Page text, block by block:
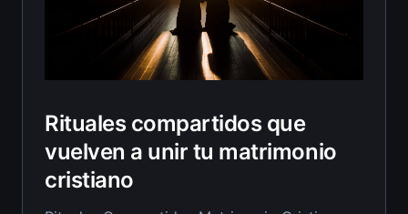
Rituales compartidos que
vuelven a unir tu matrimonio
cristiano